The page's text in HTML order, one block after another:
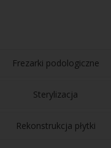
Frezarki podologiczne
Sterylizacja
Rekonstrukcja płytki